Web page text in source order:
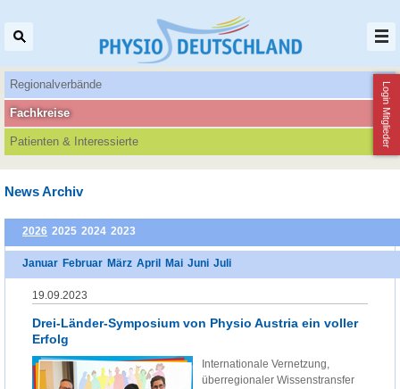
Login Mitglieder
Regionalverbände
Patienten‌ & Interessierte
Fachkreise
News Archiv
2026 2025 2024 2023
Januar Februar März April Mai Juni Juli
19.09.2023
Drei-Länder-Symposium von Physio Austria ein voller
Erfolg
Internationale Vernetzung,
überregionaler Wissenstransfer